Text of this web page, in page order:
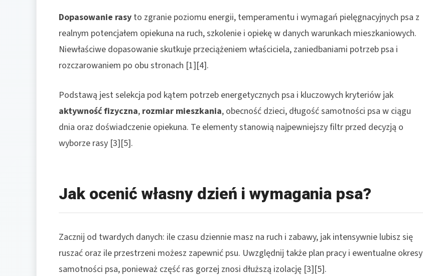
Dopasowanie rasy to zgranie poziomu energii, temperamentu i wymagań pielęgnacyjnych psa z
realnym potencjałem opiekuna na ruch, szkolenie i opiekę w danych warunkach mieszkaniowych.
Niewłaściwe dopasowanie skutkuje przeciążeniem właściciela, zaniedbaniami potrzeb psa i
rozczarowaniem po obu stronach [1][4].
Podstawą jest selekcja pod kątem potrzeb energetycznych psa i kluczowych kryteriów jak
aktywność fizyczna, rozmiar mieszkania, obecność dzieci, długość samotności psa w ciągu
dnia oraz doświadczenie opiekuna. Te elementy stanowią najpewniejszy filtr przed decyzją o
wyborze rasy [3][5].
Jak ocenić własny dzień i wymagania psa?
Zacznij od twardych danych: ile czasu dziennie masz na ruch i zabawy, jak intensywnie lubisz się
ruszać oraz ile przestrzeni możesz zapewnić psu. Uwzględnij także plan pracy i ewentualne okresy
samotności psa, ponieważ część ras gorzej znosi dłuższą izolację [3][5].